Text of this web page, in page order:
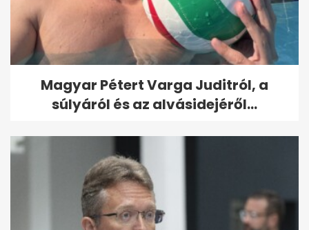
Magyar Pétert Varga Juditról, a
súlyáról és az alvásidejéről...